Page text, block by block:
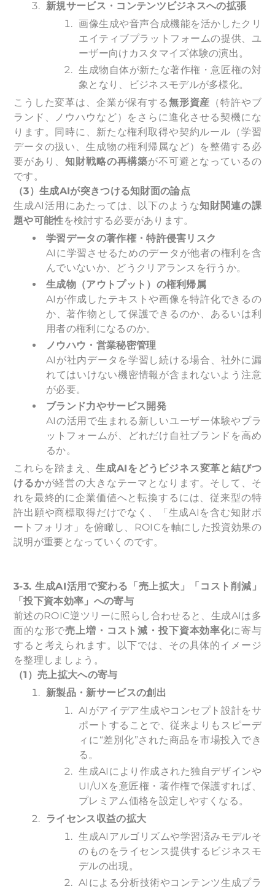
新規サービス・コンテンツビジネスへの拡張
画像生成や音声合成機能を活かしたクリ
エイティブプラットフォームの提供、ユ
ーザー向けカスタマイズ体験の演出。
生成物自体が新たな著作権・意匠権の対
象となり、ビジネスモデルが多様化。
こうした変革は、企業が保有する無形資産 （特許やブ
ランド、ノウハウなど）をさらに進化させる契機にな
ります。同時に、新たな権利取得や契約ルール（学習
データの扱い、生成物の権利帰属など）を整備する必
要があり、知財戦略の再構築が不可避となっているの
です。
（3）生成AIが突きつける知財面の論点
生成AI活用にあたっては、以下のような知財関連の課
題や可能性を検討する必要があります。
学習データの著作権・特許侵害リスク
AIに学習させるためのデータが他者の権利を含
んでいないか、どうクリアランスを行うか。
生成物（アウトプット）の権利帰属
AIが作成したテキストや画像を特許化できるの
か、著作物として保護できるのか、あるいは利
用者の権利になるのか。
ノウハウ・営業秘密管理
AIが社内データを学習し続ける場合、社外に漏
れてはいけない機密情報が含まれないよう注意
が必要。
ブランド力やサービス開発
AIの活用で生まれる新しいユーザー体験やプラ
ットフォームが、どれだけ自社ブランドを高め
るか。
これらを踏まえ、生成AIをどうビジネス変革と結びつ
けるかが経営の大きなテーマとなります。そして、そ
れを最終的に企業価値へと転換するには、従来型の特
許出願や商標取得だけでなく、「生成AIを含む知財ポ
ートフォリオ」を俯瞰し、ROICを軸にした投資効果の
説明が重要となっていくのです。
3-3.生成AI活用で変わる「売上拡大」「コスト削減」
「投下資本効率」への寄与
前述のROIC逆ツリーに照らし合わせると、生成AIは多
面的な形で売上増・コスト減・投下資本効率化に寄与
すると考えられます。以下では、その具体的イメージ
を整理しましょう。
（1）売上拡大への寄与
新製品・新サービスの創出
AIがアイデア生成やコンセプト設計をサ
ポートすることで、従来よりもスピーデ
ィに“差別化”された商品を市場投入でき
る。
生成AIにより作成された独自デザインや
UI/UXを意匠権・著作権で保護すれば、
プレミアム価格を設定しやすくなる。
ライセンス収益の拡大
生成AIアルゴリズムや学習済みモデルそ
のものをライセンス提供するビジネスモ
デルの出現。
AIによる分析技術やコンテンツ生成プラ